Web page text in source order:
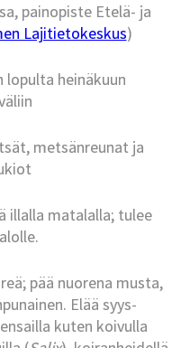
painopiste Etelä- ja
Lajitietokeskus)
lopulta heinäkuun
metsänreunat ja
illalla matalalla; tulee
pää nuorena musta,
Elää syys-
kuten koivulla